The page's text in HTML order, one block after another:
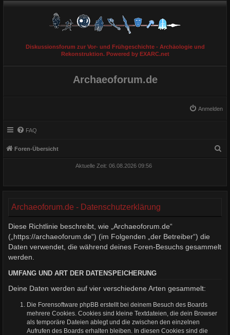
Diskussionsforum zur Vor- und Frühgeschichte - Archäologie und
Rekonstruktion. Powered by EXARC.net
Archaeoforum.de
Anmelden
FAQ
Foren-Übersicht
Aktuelle Zeit: 06.08.2026 09:56
Archaeoforum.de - Datenschutzerklärung
Diese Richtlinie beschreibt, wie „Archaeoforum.de“
(„https://archaeoforum.de“) (im Folgenden „der Betreiber“) die
Daten verwendet, die während deines Foren-Besuchs gesammelt
werden.
UMFANG UND ART DER DATENSPEICHERUNG
Deine Daten werden auf vier verschiedene Arten gesammelt:
Die Forensoftware phpBB erstellt bei deinem Besuch des Boards
mehrere Cookies. Cookies sind kleine Textdateien, die dein Browser
als temporäre Dateien ablegt und die zwischen den einzelnen
Aufrufen des Boards erhalten bleiben. In diesen Cookies sind die